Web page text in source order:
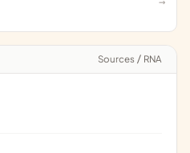
Sources / RNA